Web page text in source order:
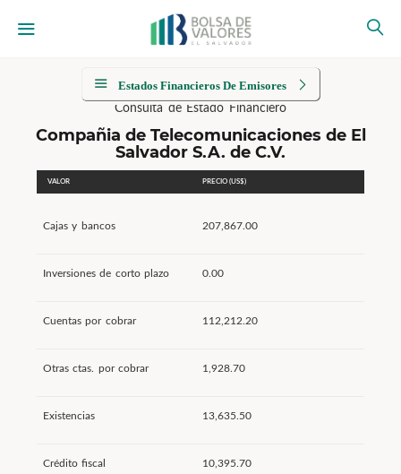
Estados Financieros De Emisores
Consulta de Estado Financiero
Compañia de Telecomunicaciones de El
Salvador S.A. de C.V.
VALOR PRECIO (US$)
Cajas y bancos 207,867.00
Inversiones de corto plazo 0.00
Cuentas por cobrar 112,212.20
Otras ctas. por cobrar 1,928.70
Existencias 13,635.50
Crédito fiscal 10,395.70